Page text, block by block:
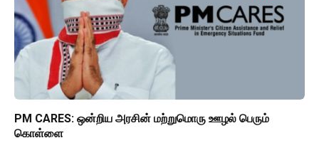
PM CARES: ஒன்றிய அரசின் மற்றுமொரு ஊழல் பெரும்
கொள்ளை